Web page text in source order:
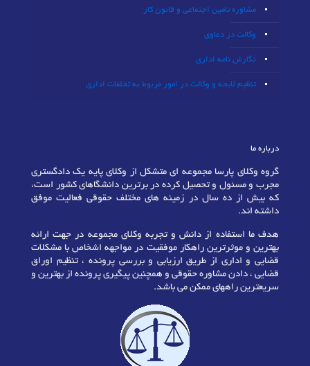
مشاوره تامین اجتماعی و قانون کار
وکالت در دعاوی
نگارش نامه اداری
تنظیم لایحه و وکالت در امور مربوط به تخلفات اداری
درباره ما
گروه وکلای پارسا مجموعه ای متشکل از وکلای پایه یک دادگستری
مجرب و مسئول و تحصیل کرده در برترین دانشگاهای کشور است،
که بیش از ده سال در زمینه های مختلف حقوقی فعالیت موفق
داشته اند.
هدف ما استفاده از دانش و تجربه وکلای مجموعه در جهت ارائه
بهترین و موثرترین راهکار موفقیت در مواجهه اشخاص با مشکلات
قضایی و اداری از طریق ارزیابی و بررسی پرونده ، تنظیم اوراق
قضایی ، دادن مشاوره حقوقی و همچنین پیگیری پرونده از بهترین و
سریعترین راههای ممکن می باشد.